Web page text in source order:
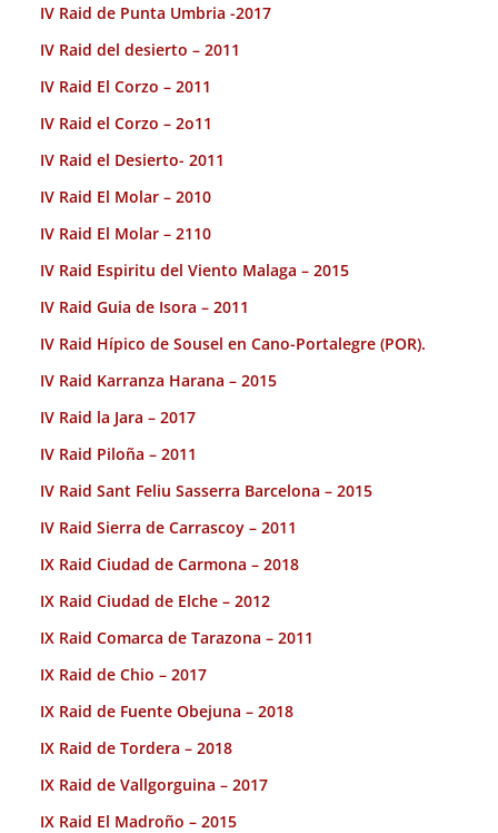
IV Raid de Punta Umbria -2017
IV Raid del desierto – 2011
IV Raid El Corzo – 2011
IV Raid el Corzo – 2o11
IV Raid el Desierto- 2011
IV Raid El Molar – 2010
IV Raid El Molar – 2110
IV Raid Espiritu del Viento Malaga – 2015
IV Raid Guia de Isora – 2011
IV Raid Hípico de Sousel en Cano-Portalegre (POR).
IV Raid Karranza Harana – 2015
IV Raid la Jara – 2017
IV Raid Piloña – 2011
IV Raid Sant Feliu Sasserra Barcelona – 2015
IV Raid Sierra de Carrascoy – 2011
IX Raid Ciudad de Carmona – 2018
IX Raid Ciudad de Elche – 2012
IX Raid Comarca de Tarazona – 2011
IX Raid de Chio – 2017
IX Raid de Fuente Obejuna – 2018
IX Raid de Tordera – 2018
IX Raid de Vallgorguina – 2017
IX Raid El Madroño – 2015